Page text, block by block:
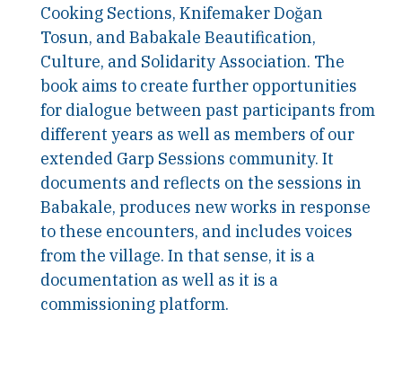
Cooking Sections, Knifemaker Doğan
Tosun, and Babakale Beautification,
Culture, and Solidarity Association. The
book aims to create further opportunities
for dialogue between past participants from
different years as well as members of our
extended Garp Sessions community. It
documents and reflects on the sessions in
Babakale, produces new works in response
to these encounters, and includes voices
from the village. In that sense, it is a
documentation as well as it is a
commissioning platform.